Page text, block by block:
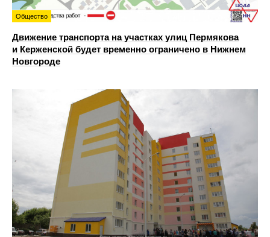
Общество
Движение транспорта на участках улиц Пермякова
и Керженской будет временно ограничено в Нижнем
Новгороде